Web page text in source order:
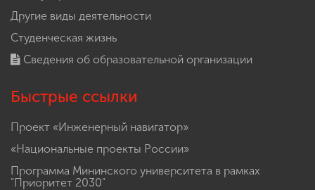
Другие виды деятельности
Студенческая жизнь
Сведения об образовательной организации
Быстрые ссылки
Проект «Инженерный навигатор»
«Национальные проекты России»
Программа Мининского университета в рамках
"Приоритет 2030"